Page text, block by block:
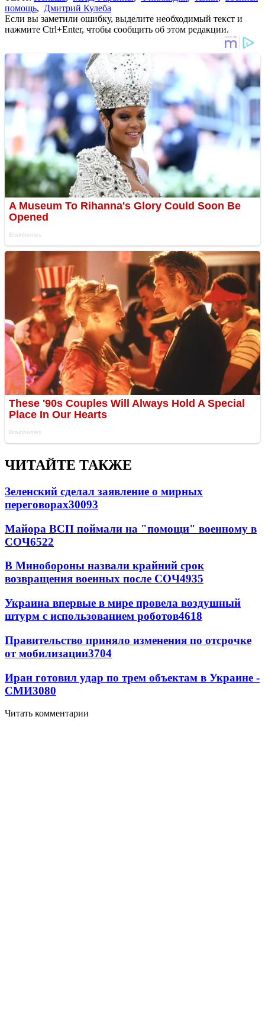
помощь, Дмитрий Кулеба
Если вы заметили ошибку, выделите необходимый текст и
нажмите Ctrl+Enter, чтобы сообщить об этом редакции.
ЧИТАЙТЕ ТАКЖЕ
Зеленский сделал заявление о мирных
переговорах30093
Майора ВСП поймали на "помощи" военному в
СОЧ6522
В Минобороны назвали крайний срок
возвращения военных после СОЧ4935
Украина впервые в мире провела воздушный
штурм с использованием роботов4618
Правительство приняло изменения по отсрочке
от мобилизации3704
Иран готовил удар по трем объектам в Украине -
СМИ3080
Читать комментарии